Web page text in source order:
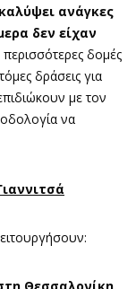
ανάγκες
δεν είχαν
δομές
δράσεις για
με τον
να